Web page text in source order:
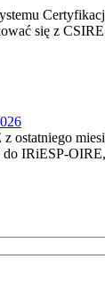
się z
ostatniego